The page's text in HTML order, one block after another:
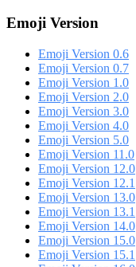
Emoji Version
Emoji Version 0.6
Emoji Version 0.7
Emoji Version 1.0
Emoji Version 2.0
Emoji Version 3.0
Emoji Version 4.0
Emoji Version 5.0
Emoji Version 11.0
Emoji Version 12.0
Emoji Version 12.1
Emoji Version 13.0
Emoji Version 13.1
Emoji Version 14.0
Emoji Version 15.0
Emoji Version 15.1